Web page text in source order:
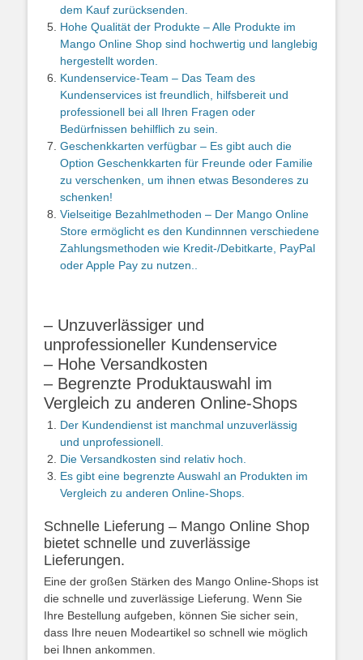
dem Kauf zurücksenden.
Hohe Qualität der Produkte – Alle Produkte im
Mango Online Shop sind hochwertig und langlebig
hergestellt worden.
Kundenservice-Team – Das Team des
Kundenservices ist freundlich, hilfsbereit und
professionell bei all Ihren Fragen oder
Bedürfnissen behilflich zu sein.
Geschenkkarten verfügbar – Es gibt auch die
Option Geschenkkarten für Freunde oder Familie
zu verschenken, um ihnen etwas Besonderes zu
schenken!
Vielseitige Bezahlmethoden – Der Mango Online
Store ermöglicht es den Kundinnnen verschiedene
Zahlungsmethoden wie Kredit-/Debitkarte, PayPal
oder Apple Pay zu nutzen..
– Unzuverlässiger und
unprofessioneller Kundenservice
– Hohe Versandkosten
– Begrenzte Produktauswahl im
Vergleich zu anderen Online-Shops
Der Kundendienst ist manchmal unzuverlässig
und unprofessionell.
Die Versandkosten sind relativ hoch.
Es gibt eine begrenzte Auswahl an Produkten im
Vergleich zu anderen Online-Shops.
Schnelle Lieferung – Mango Online Shop
bietet schnelle und zuverlässige
Lieferungen.
Eine der großen Stärken des Mango Online-Shops ist
die schnelle und zuverlässige Lieferung. Wenn Sie
Ihre Bestellung aufgeben, können Sie sicher sein,
dass Ihre neuen Modeartikel so schnell wie möglich
bei Ihnen ankommen.